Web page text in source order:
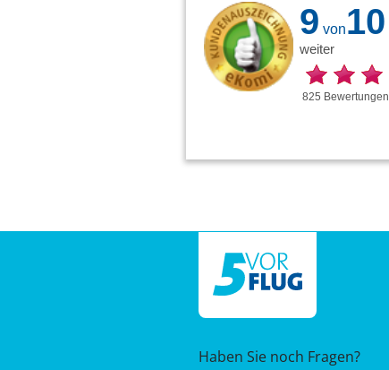
9 von10
weiter
825 Bewertungen
Haben Sie noch Fragen?